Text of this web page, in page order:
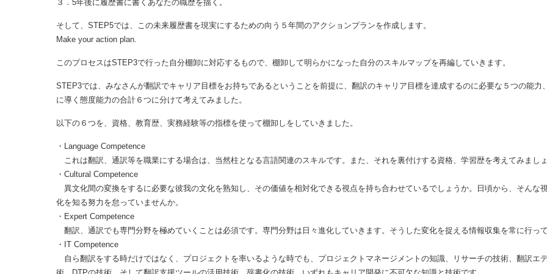
２．5年後に履歴書に書くあなたの獲得スキル、資格を明確にする。
３．5年後に履歴書に書くあなたの職歴を描く。
そして、STEP5では、この未来履歴書を現実にするための向う５年間のアクションプランを作成します。
Make your action plan.
このプロセスはSTEP3で行った自分棚卸に対応するもので、棚卸して明らかになった自分のスキルマップを再編していきます。
STEP3では、みなさんが翻訳でキャリア目標をお持ちであるということを前提に、翻訳のキャリア目標を達成するのに必要な５つの能力
に導く態度能力の合計６つに分けて考えてみました。
以下の６つを、資格、教育歴、実務経験等の指標を使って棚卸しをしていきました。
・Language Competence
これは翻訳、通訳等を職業にする場合は、当然柱となる言語関連のスキルです。また、それを裏付けする資格、学習歴を考えてみましょ
・Cultural Competence
異文化間の変換をするに必要な彼我の文化を熟知し、その価値を相対化できる視点を持ち合わせているでしょうか。日頃から、そんな視
化を知る努力を怠っていませんか。
・Expert Competence
翻訳、通訳でも専門分野を極めていくことは必須です。専門分野は日々進化していきます。そうした変化を捉える情報収集を常に行って
・IT Competence